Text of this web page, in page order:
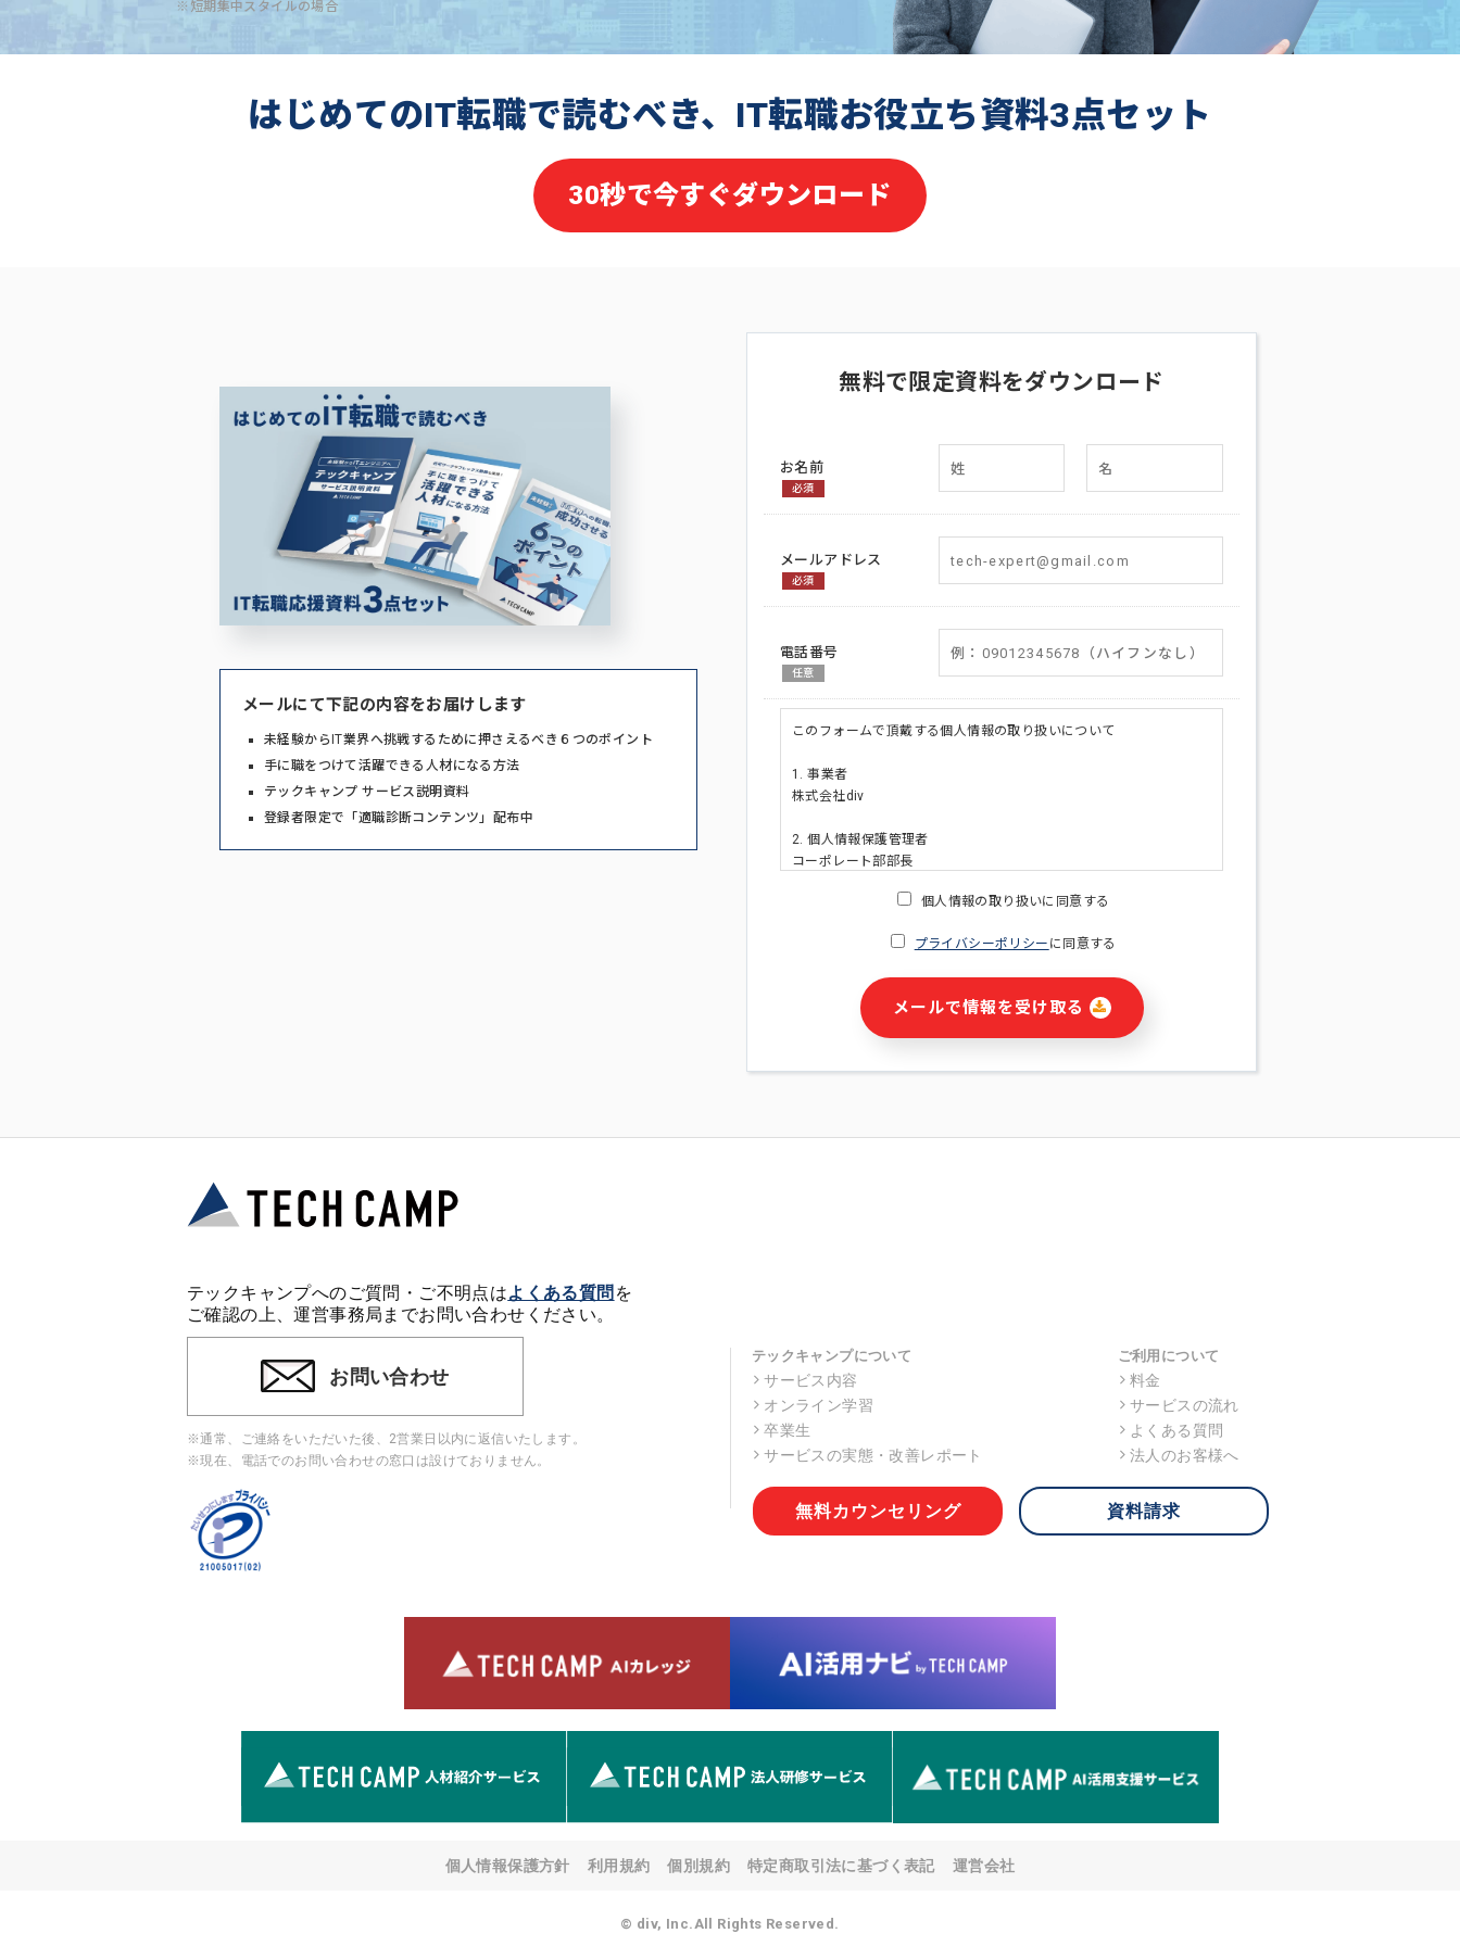
※短期集中スタイルの場合
はじめてのIT転職で読むべき、IT転職お役立ち資料3点セット
30秒で今すぐダウンロード
メールにて下記の内容をお届けします
未経験からIT業界へ挑戦するために押さえるべき６つのポイント
手に職をつけて活躍できる人材になる方法
テックキャンプ サービス説明資料
登録者限定で「適職診断コンテンツ」配布中
無料で限定資料をダウンロード
お名前
必須
メールアドレス
必須
電話番号
任意
このフォームで頂戴する個人情報の取り扱いについて
1. 事業者
株式会社div
2. 個人情報保護管理者
コーポレート部部長
・ご請求された資料の送付のため
・本サービス及び本サービスに関連する情報(当社及び第三者のサー
ビス又は商品等の広告配信・宣伝を含みますが、それらに限定されま
せん)の提供又はそれらに関する連絡のため
5. 個人情報取扱いの委託
当社は事業運営上、前項利用目的の範囲に限って個人情報を外部に委
託することがあります。この場合、個人情報保護水準の高い委託先を
選定し、個人情報の適正管理・機密保持についての契約を交わし、適
6. 個人情報の開示等の請求 ご本人様は、当社に対してご自身の個人
情報の開示等(利用目的の通知、開示、内容の訂正・追加・削除、利
す。ただし、申請が本人確認が不可能な場合や、個人情報保護法の定
す。 なお、アクセスログなどの個人情報以外の情報については、原則
【お問合せ窓口】
株式会社div 個人情報問合せ窓口
〒107-0052 東京都港区赤坂8-4-14 青山タワープレイス6階
メールアドレス:privacy_policy@di-v.co.jp
ご本人様が当社に個人情報を提供されるかどうかは任意によるもので
個人情報の取り扱いに同意する
プライバシーポリシー に同意する
メールで情報を受け取る
テックキャンプへのご質問・ご不明点はよくある質問 を
ご確認の上、運営事務局までお問い合わせください。
お問い合わせ
※通常、ご連絡をいただいた後、2営業日以内に返信いたします。
※現在、電話でのお問い合わせの窓口は設けておりません。
テックキャンプについて
サービス内容
オンライン学習
卒業生
サービスの実態・改善レポート
ご利用について
料金
サービスの流れ
よくある質問
法人のお客様へ
無料カウンセリング 資料請求
個人情報保護方針 利用規約 個別規約 特定商取引法に基づく表記 運営会社
© div, Inc.All Rights Reserved.